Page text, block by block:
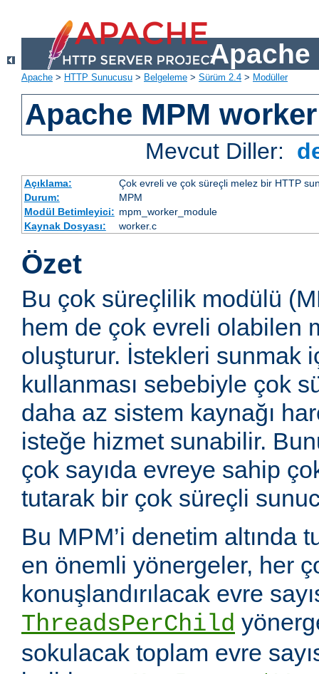
Apache
Apache > HTTP Sunucusu > Belgeleme > Sürüm 2.4 > Modüller
Apache MPM worker
Mevcut Diller:
Açıklama:
Çok evreli ve çok süreçli melez bir HTTP
Durum:
MPM
Modül Betimleyici: mpm_worker_module
Kaynak Dosyası:
worker.c
Özet
Bu çok süreçlilik modülü
hem de çok evreli olabilen
oluşturur. İstekleri sunmak
kullanması sebebiyle çok
daha az sistem kaynağı
isteğe hizmet sunabilir.
çok sayıda evreye sahip
tutarak bir çok süreçli
Bu MPM’i denetim altında
en önemli yönergeler, her
konuşlandırılacak evre
ThreadsPerChild
sokulacak toplam evre